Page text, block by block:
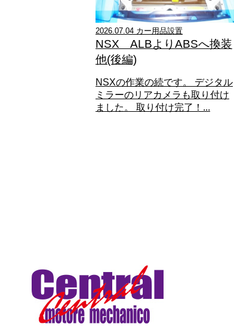
2026.07.04 カー用品設置
NSX ALBよりABSへ換装
他(後編)
NSXの作業の続です。 デジタル
ミラーのリアカメラも取り付け
ました。 取り付け完了！...